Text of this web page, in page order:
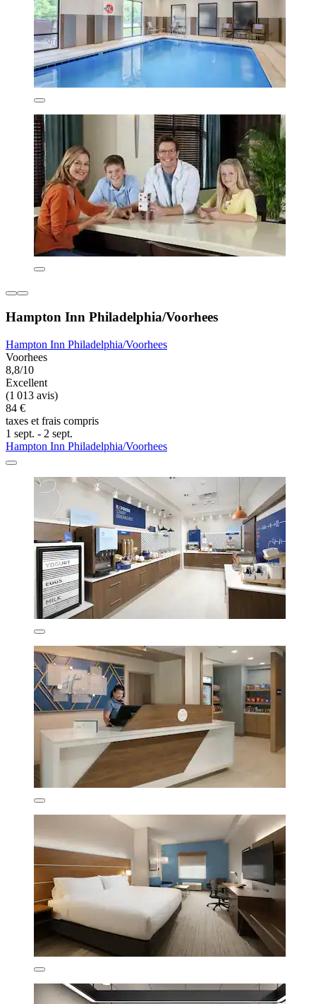
Hampton Inn Philadelphia/Voorhees
Hampton Inn Philadelphia/Voorhees
Voorhees
8,8/10
Excellent
(1 013 avis)
84 €
taxes et frais compris
1 sept. - 2 sept.
Hampton Inn Philadelphia/Voorhees